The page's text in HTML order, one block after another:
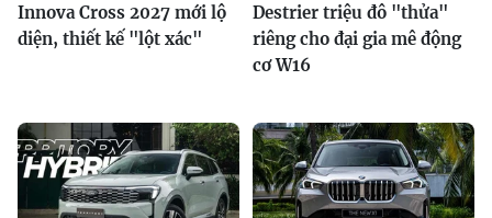
Innova Cross 2027 mới lộ
diện, thiết kế "lột xác"
Destrier triệu đô "thửa"
riêng cho đại gia mê động
cơ W16